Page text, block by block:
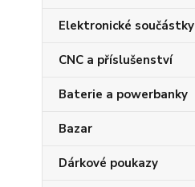
Elektronické součástky
CNC a příslušenství
Baterie a powerbanky
Bazar
Dárkové poukazy